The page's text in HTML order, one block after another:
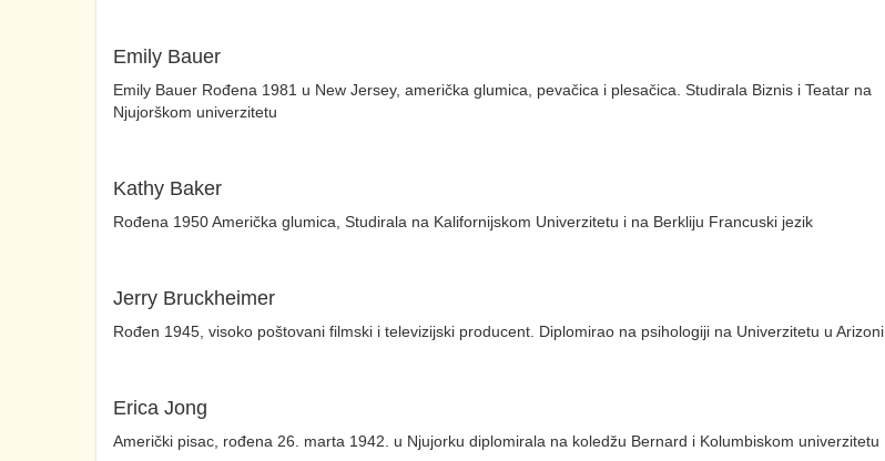
Emily Bauer
Emily Bauer Rođena 1981 u New Jersey, američka glumica, pevačica i plesačica. Studirala Biznis i Teatar na
Njujorškom univerzitetu
Kathy Baker
Rođena 1950 Američka glumica, Studirala na Kalifornijskom Univerzitetu i na Berkliju Francuski jezik
Jerry Bruckheimer
Rođen 1945, visoko poštovani filmski i televizijski producent. Diplomirao na psihologiji na Univerzitetu u Arizoni
Erica Jong
Američki pisac, rođena 26. marta 1942. u Njujorku diplomirala na koledžu Bernard i Kolumbiskom univerzitetu